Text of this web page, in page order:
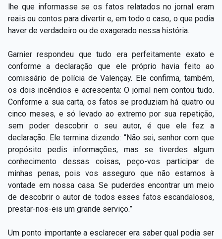
lhe que informasse se os fatos relatados no jornal eram
reais ou contos para divertir e, em todo o caso, o que podia
haver de verdadeiro ou de exagerado nessa história.
Garnier respondeu que tudo era perfeitamente exato e
conforme a declaração que ele próprio havia feito ao
comissário de polícia de Valençay. Ele confirma, também,
os dois incêndios e acrescenta: O jornal nem contou tudo.
Conforme a sua carta, os fatos se produziam há quatro ou
cinco meses, e só levado ao extremo por sua repetição,
sem poder descobrir o seu autor, é que ele fez a
declaração. Ele termina dizendo: “Não sei, senhor com que
propósito pedis informações, mas se tiverdes algum
conhecimento dessas coisas, peço-vos participar de
minhas penas, pois vos asseguro que não estamos à
vontade em nossa casa. Se puderdes encontrar um meio
de descobrir o autor de todos esses fatos escandalosos,
prestar-nos-eis um grande serviço.”
Um ponto importante a esclarecer era saber qual podia ser